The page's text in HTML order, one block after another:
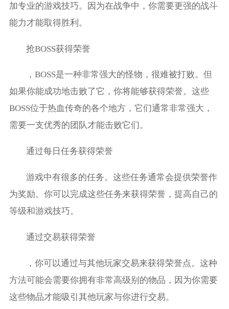
加专业的游戏技巧。因为在战争中，你需要更强的战斗
能力才能取得胜利。
抢BOSS获得荣誉
，BOSS是一种非常强大的怪物，很难被打败。但
如果你能成功地击败了它，你将能够获得荣誉。这些
BOSS位于热血传奇的各个地方，它们通常非常强大，
需要一支优秀的团队才能击败它们。
通过每日任务获得荣誉
游戏中有很多的任务。这些任务通常会提供荣誉作
为奖励。你可以完成这些任务来获得荣誉，提高自己的
等级和游戏技巧。
通过交易获得荣誉
，你可以通过与其他玩家交易来获得荣誉点。这种
方法可能会需要你拥有非常高级别的物品，因为你需要
这些物品才能吸引其他玩家与你进行交易。